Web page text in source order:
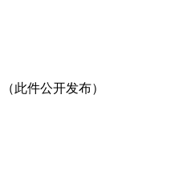
（此件公开发布）